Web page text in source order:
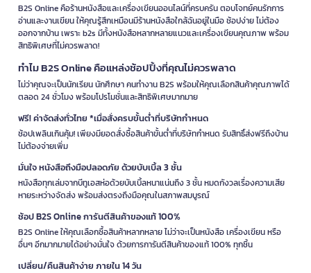
B2S Online คือร้านหนังสือและเครื่องเขียนออนไลน์ที่ครบครัน ตอบโจทย์คนรักการ
อ่านและงานเขียน ให้คุณรู้สึกเหมือนมีร้านหนังสือใกล้ฉันอยู่ในมือ ช้อปง่าย ไม่ต้อง
ออกจากบ้าน เพราะ b2s มีทั้งหนังสือหลากหลายแนวและเครื่องเขียนคุณภาพ พร้อม
สิทธิพิเศษที่ไม่ควรพลาด!
ทำไม B2S Online คือแหล่งช้อปปิ้งที่คุณไม่ควรพลาด
ไม่ว่าคุณจะเป็นนักเรียน นักศึกษา คนทำงาน B2S พร้อมให้คุณเลือกสินค้าคุณภาพได้
ตลอด 24 ชั่วโมง พร้อมโปรโมชั่นและสิทธิพิเศษมากมาย
ฟรี! ค่าจัดส่งทั่วไทย *เมื่อสั่งครบขั้นต่ำที่บริษัทกำหนด
ช้อปเพลินเกินคุ้ม! เพียงมียอดสั่งซื้อสินค้าขั้นต่ำที่บริษัทกำหนด รับสิทธิ์ส่งฟรีถึงบ้าน
ไม่ต้องจ่ายเพิ่ม
มั่นใจ หนังสือถึงมือปลอดภัย ด้วยบับเบิ้ล 3 ชั้น
หนังสือทุกเล่มจากบีทูเอสห่อด้วยบับเบิ้ลหนาแน่นถึง 3 ชั้น หมดกังวลเรื่องความเสีย
หายระหว่างจัดส่ง พร้อมส่งตรงถึงมือคุณในสภาพสมบูรณ์
ช้อป B2S Online การันตีสินค้าของแท้ 100%
B2S Online ให้คุณเลือกซื้อสินค้าหลากหลาย ไม่ว่าจะเป็นหนังสือ เครื่องเขียน หรือ
อื่นๆ อีกมากมายได้อย่างมั่นใจ ด้วยการการันตีสินค้าของแท้ 100% ทุกชิ้น
เปลี่ยน/คืนสินค้าง่าย ภายใน 14 วัน